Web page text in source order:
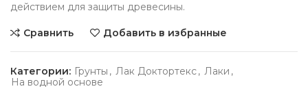
действием для защиты древесины.
Сравнить Добавить в избранные
Категории: Грунты , Лак Доктортекс, Лаки ,
На водной основе